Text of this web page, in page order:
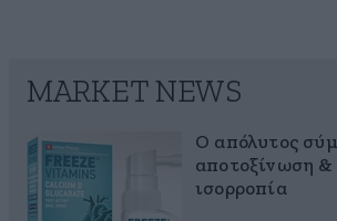
MARKET NEWS
Ο απόλυτος
αποτοξίνωση
ισορροπία